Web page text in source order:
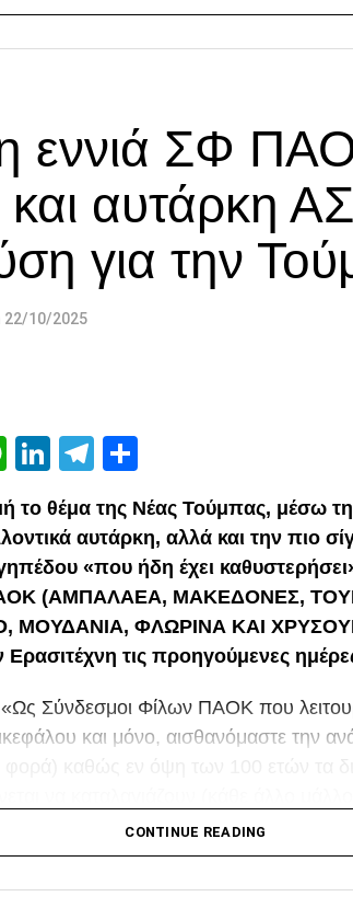
εννιά ΣΦ
και αυτάρκη
για την
22/10/2025
WhatsApp
LinkedIn
Telegram
το θέμα της Νέας Τούμπας, μέσω
αυτάρκη, αλλά και την πιο
«που ήδη έχει
(ΑΜΠΑΛΑΕΑ, ΜΑΚΕΔΟΝΕΣ,
ΦΛΩΡΙΝΑ ΚΑΙ
τις προηγούμενες
«Ως Σύνδεσμοι Φίλων ΠΑΟΚ που
και μόνο, αισθανόμαστε την
η λογική, η ενότητα και η
CONTINUE READING